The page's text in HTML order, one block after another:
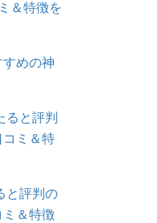
＆特徴を
めの神
ると評判
コミ＆特
と評判の
ミ＆特徴